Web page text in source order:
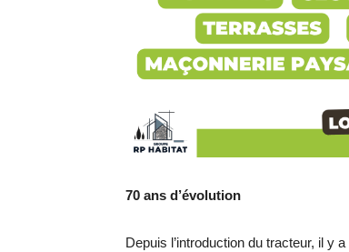
70 ans d’évolution
Depuis l’introduction du tracteur, il y